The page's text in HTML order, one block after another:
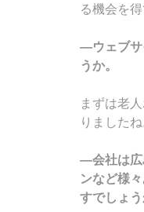
る機会を
―ウェブサ
うか。
まずは老
りましたね
―会社は広
ンなど様
すでしょう